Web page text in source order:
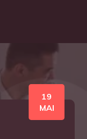
19
MAI